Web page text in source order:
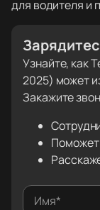
для водителя и
Узнайте, как
2025) может
Закажите
Имя*